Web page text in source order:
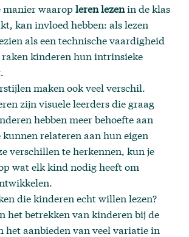
manier waaropleren lezenin de klas
kan invloed hebben: als lezen
als een technische vaardigheid
kinderen hun intrinsieke
maken ook veel verschil.
zijn visuele leerders die graag
hebben meer behoefte aan
kunnen relateren aan hun eigen
verschillen te herkennen, kun je
wat elk kind nodig heeft om
die kinderen echt willen lezen?
het betrekken van kinderen bij de
het aanbieden van veel variatie in